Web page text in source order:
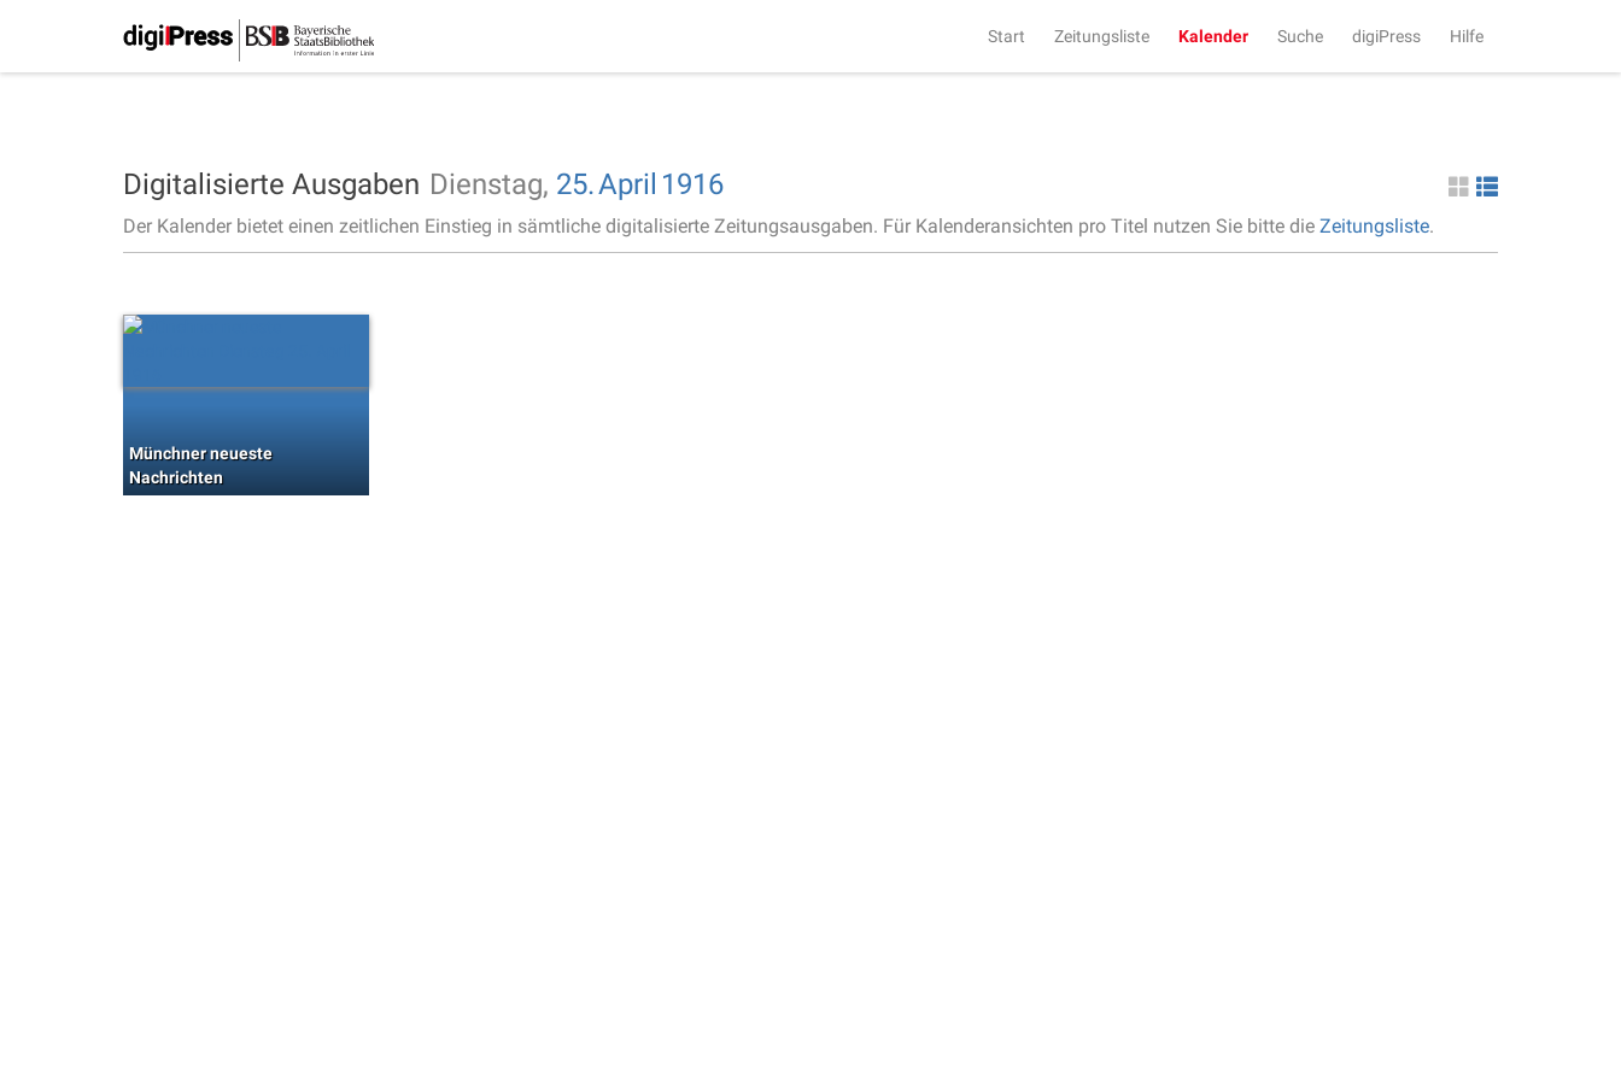
Start Zeitungsliste Kalender Suche digiPress Hilfe
Digitalisierte Ausgaben Dienstag, 25.April 1916
Der Kalender bietet einen zeitlichen Einstieg in sämtliche digitalisierte Zeitungsausgaben. Für Kalenderansichten pro Titel nutzen Sie bitte die Zeitungsliste.
Münchner neueste
Nachrichten